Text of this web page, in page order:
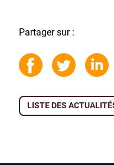
Partager sur :
LISTE DES